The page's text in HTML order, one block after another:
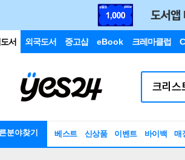
서 외국도서 중고샵 eBook 크레마클럽
분야찾기 베스트 신상품 이벤트 바이백 매